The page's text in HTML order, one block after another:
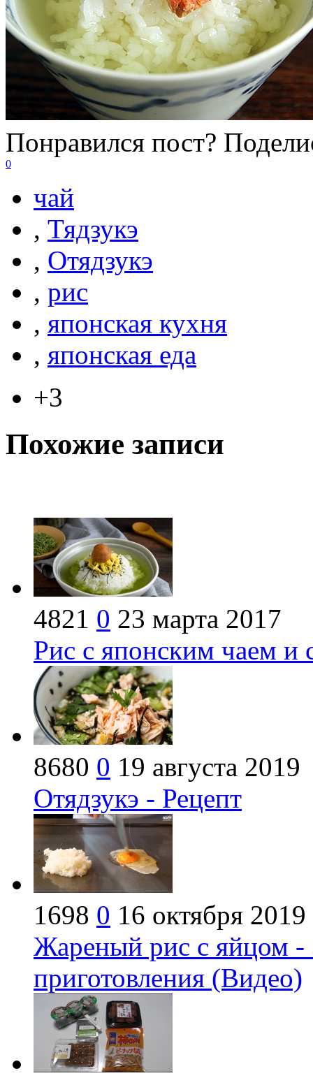
Понравился пост?
0
чай
, Тядзукэ
, Отядзукэ
, рис
, японская кухня
, японская еда
+3
Похожие записи
4821 0 23 марта 2017
Рис с японским чаем и
8680 0 19 августа 2019
Отядзукэ - Рецепт
1698 0 16 октября 2019
Жареный рис с яйцом -
приготовления (Видео)